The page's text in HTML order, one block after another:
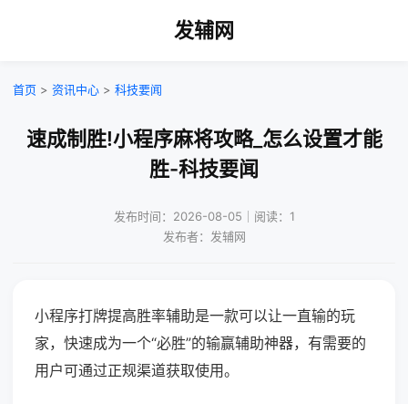
发辅网
首页 > 资讯中心 > 科技要闻
速成制胜!小程序麻将攻略_怎么设置才能
胜-科技要闻
发布时间：2026-08-05｜阅读：1
发布者：发辅网
小程序打牌提高胜率辅助是一款可以让一直输的玩
家，快速成为一个“必胜”的输赢辅助神器，有需要的
用户可通过正规渠道获取使用。